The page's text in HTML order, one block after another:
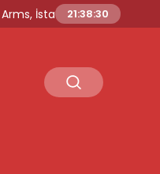
İstanbul Prohunt 2026’da
21:38:31